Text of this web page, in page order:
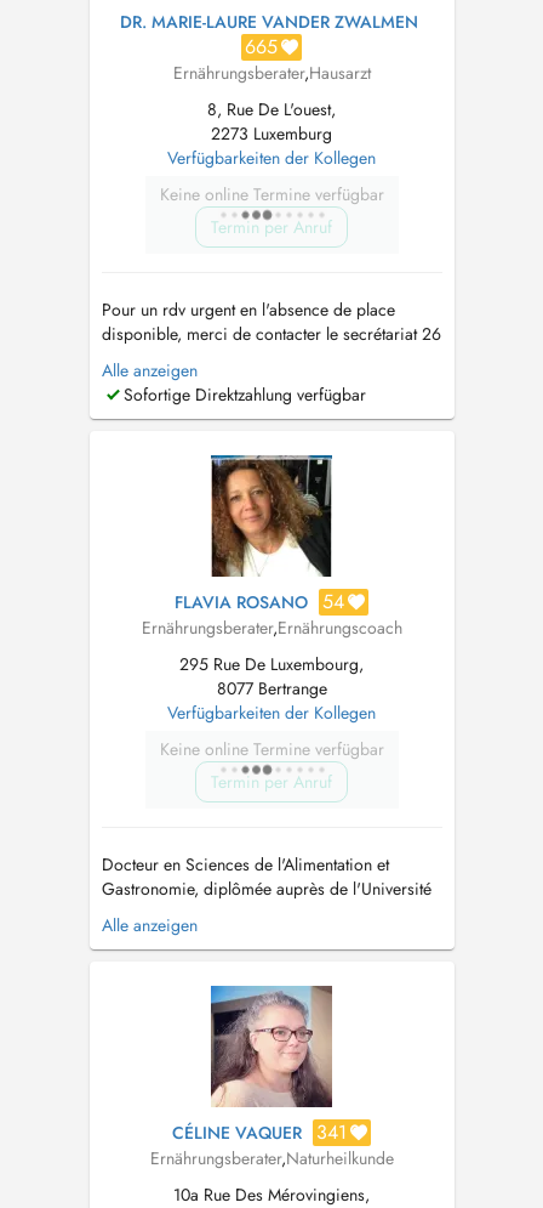
DR. MARIE-LAURE VANDER ZWALMEN
665
Ernährungsberater,Hausarzt
8, Rue De L'ouest,
2273 Luxemburg
Verfügbarkeiten der Kollegen
Keine online Termine verfügbar
Termin per Anruf
Pour un rdv urgent en l'absence de place
disponible, merci de contacter le secrétariat 26
31 60 ou
décommandé 24h à l'avance sans raison
valable sera facturé au patient. Pour toute
d'honoraire convenance personnelle sera
Alle anzeigen
Sofortige Direktzahlung verfügbar
FLAVIA ROSANO 54
Ernährungsberater,Ernährungscoach
295 Rue De Luxembourg,
8077 Bertrange
Verfügbarkeiten der Kollegen
Keine online Termine verfügbar
Termin per Anruf
Docteur en Sciences de l'Alimentation et
Gastronomie, diplômée auprès de l'Université
San Raffaele Rome plus un master en Sciences
de la Nutrition Humaine Je mets mon expertise
mieux comprendre ce qu'ils consomment. Je t
accompagne dans le choix des al...
Alle anzeigen
CÉLINE VAQUER 341
Ernährungsberater,Naturheilkunde
10a Rue Des Mérovingiens,